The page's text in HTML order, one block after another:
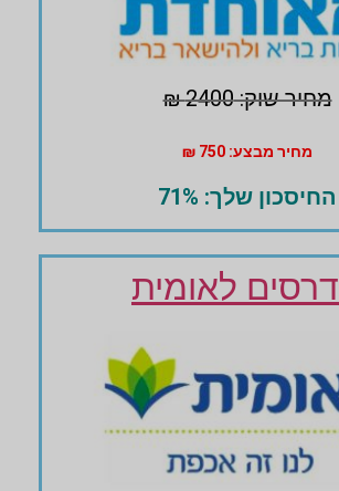
מחיר שוק: 2400 ₪
מחיר מבצע: 750 ₪
החיסכון שלך: 71%
לאומית